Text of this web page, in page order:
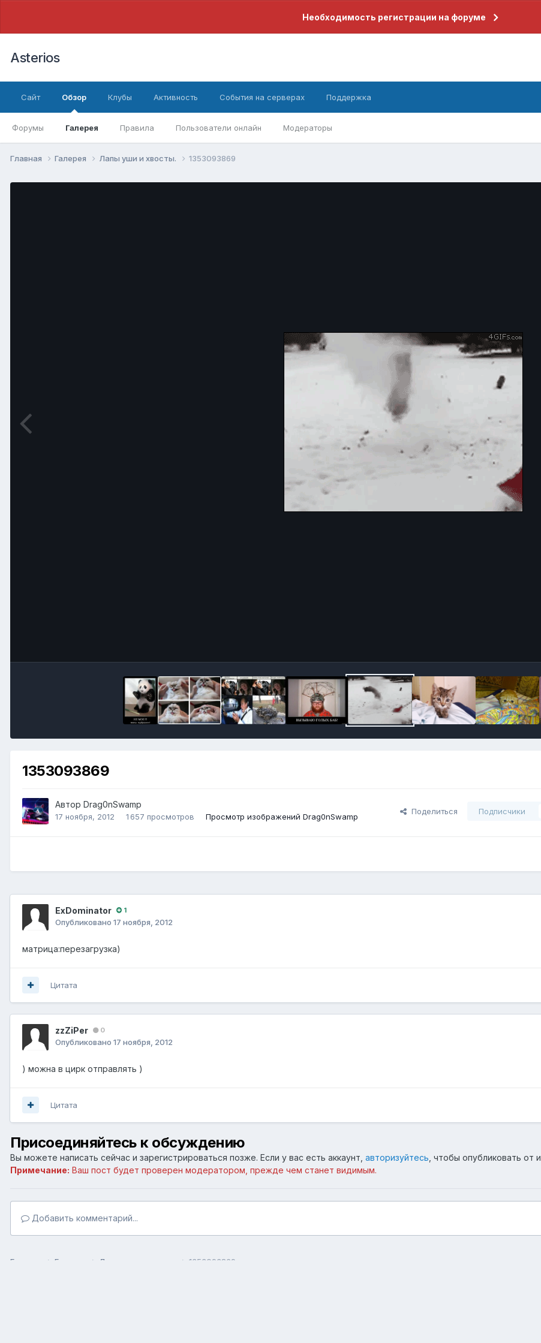
Необходимость регистрации на форуме
Asterios
Сайт Обзор
Форумы Галерея Правила Пользователи онлайн Модераторы
Клубы Активность События на серверах Поддержка
Главная Галерея Лапы уши и хвосты. 1353093869
1353093869
Автор Drag0nSwamp
17 ноября, 2012 1 657 просмотров Просмотр изображений Drag0nSwamp
Поделиться Подписчики
ExDominator 1
Опубликовано 17 ноября, 2012
матрица:перезагрузка)
Цитата
zzZiPer 0
Опубликовано 17 ноября, 2012
) можна в цирк отправлять )
Цитата
Присоединяйтесь к обсуждению
Вы можете написать сейчас и зарегистрироваться позже. Если у вас есть аккаунт, авторизуйтесь , чтобы опубликовать от
Примечание: Ваш пост будет проверен модератором, прежде чем станет видимым.
Добавить комментарий...
Главная Галерея Лапы уши и хвосты. 1353093869